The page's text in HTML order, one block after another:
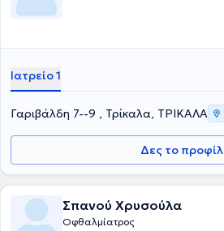
Ιατρείο 1
Γαριβάλδη 7--9 , Τρίκαλα, ΤΡΙΚΑΛΑ
Δες το προφίλ
Σπανού Χρυσούλα
Οφθαλμίατρος